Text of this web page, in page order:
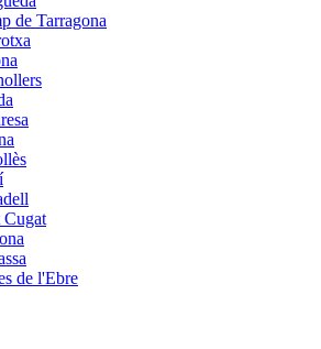
de Tarragona
Cugat
de l'Ebre